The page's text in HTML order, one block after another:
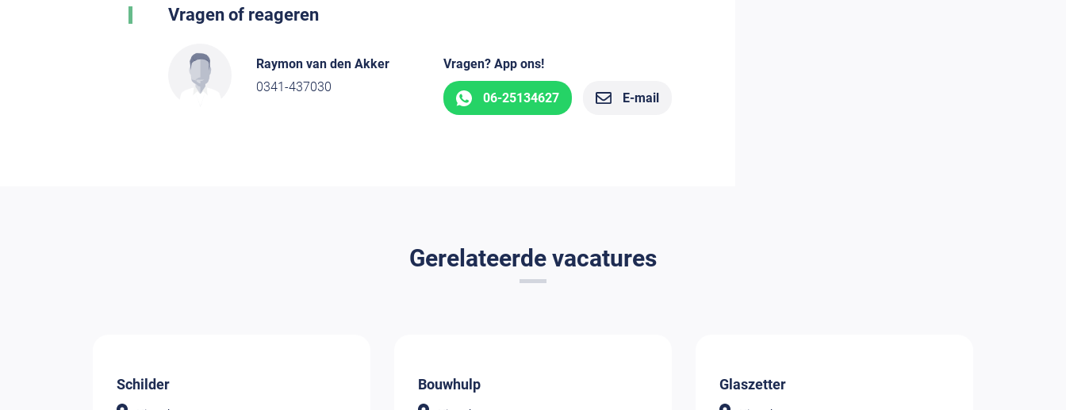
Vragen of reageren
Raymon van den Akker
0341-437030
Vragen? App ons!
06-25134627 E-mail
Gerelateerde vacatures
Schilder Bouwhulp Glaszetter